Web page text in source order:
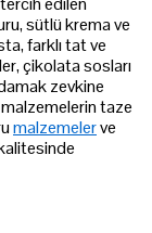
sütlü krema ve
farklı tat ve
çikolata sosları
zevkine
taze
malzemelerve